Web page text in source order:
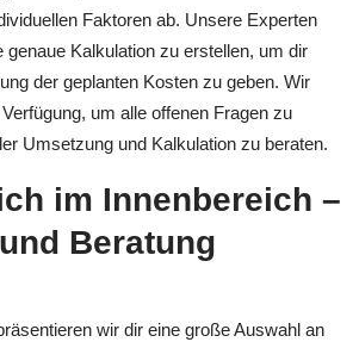
Faktoren ab. Unsere Experten
genaue Kalkulation zu erstellen, um dir
der geplanten Kosten zu geben. Wir
um alle offenen Fragen zu
Umsetzung und Kalkulation zu beraten.
im Innenbereich –
Beratung
wir dir eine große Auswahl an